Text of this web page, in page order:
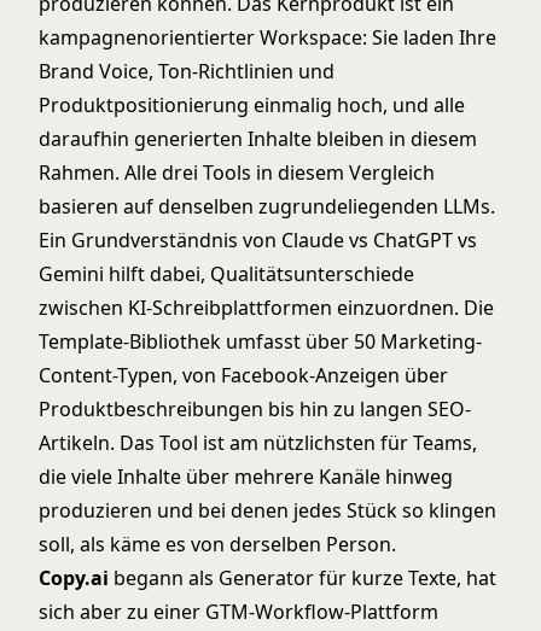
kampagnenorientierter Workspace: Sie laden Ihre
Brand Voice, Ton-Richtlinien und
Produktpositionierung einmalig hoch, und alle
daraufhin generierten Inhalte bleiben in diesem
Rahmen. Alle drei Tools in diesem Vergleich
basieren auf denselben zugrundeliegenden LLMs.
Ein Grundverständnis von Claude vs ChatGPT vs
Gemini hilft dabei, Qualitätsunterschiede
zwischen KI-Schreibplattformen einzuordnen. Die
Template-Bibliothek umfasst über 50 Marketing-
Content-Typen, von Facebook-Anzeigen über
Produktbeschreibungen bis hin zu langen SEO-
Artikeln. Das Tool ist am nützlichsten für Teams,
die viele Inhalte über mehrere Kanäle hinweg
produzieren und bei denen jedes Stück so klingen
soll, als käme es von derselben Person.
Copy.ai begann als Generator für kurze Texte, hat
sich aber zu einer GTM-Workflow-Plattform